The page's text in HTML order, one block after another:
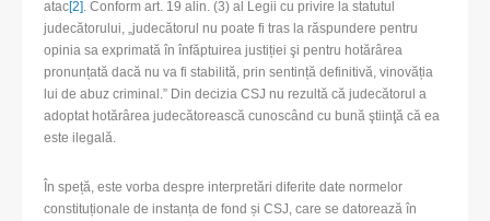
atac[2]. Conform art. 19 alin. (3) al Legii cu privire la statutul
judecătorului, „judecătorul nu poate fi tras la răspundere pentru
opinia sa exprimată în înfăptuirea justiției şi pentru hotărârea
pronunțată dacă nu va fi stabilită, prin sentință definitivă, vinovăția
lui de abuz criminal.” Din decizia CSJ nu rezultă că judecătorul a
adoptat hotărârea judecătorească cunoscând cu bună ştiinţă că ea
este ilegală.
În speță, este vorba despre interpretări diferite date normelor
constituționale de instanța de fond și CSJ, care se datorează în